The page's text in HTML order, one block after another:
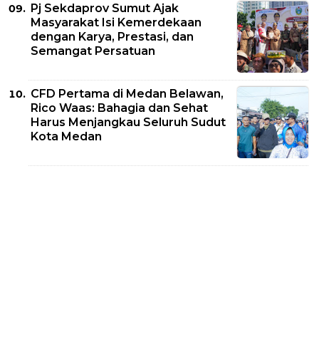
Pj Sekdaprov Sumut Ajak
Masyarakat Isi Kemerdekaan
dengan Karya, Prestasi, dan
Semangat Persatuan
CFD Pertama di Medan Belawan,
Rico Waas: Bahagia dan Sehat
Harus Menjangkau Seluruh Sudut
Kota Medan